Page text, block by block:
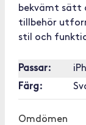
bekvämt sätt
tillbehör
stil och
Passar:
Färg:
Omdömen